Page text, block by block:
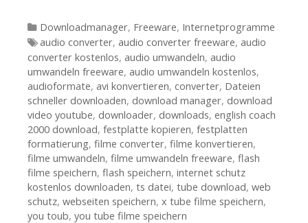
Kategorien
Downloadmanager, Freeware, Internetprogramme
Tags
audio converter, audio converter freeware, audio
converter kostenlos, audio umwandeln, audio
umwandeln freeware, audio umwandeln kostenlos,
audioformate, avi konvertieren, converter, Dateien
schneller downloaden, download manager, download
video youtube, downloader, downloads, english coach
2000 download, festplatte kopieren, festplatten
formatierung, filme converter, filme konvertieren,
filme umwandeln, filme umwandeln freeware, flash
filme speichern, flash speichern, internet schutz
kostenlos downloaden, ts datei, tube download, web
schutz, webseiten speichern, x tube filme speichern,
you toub, you tube filme speichern